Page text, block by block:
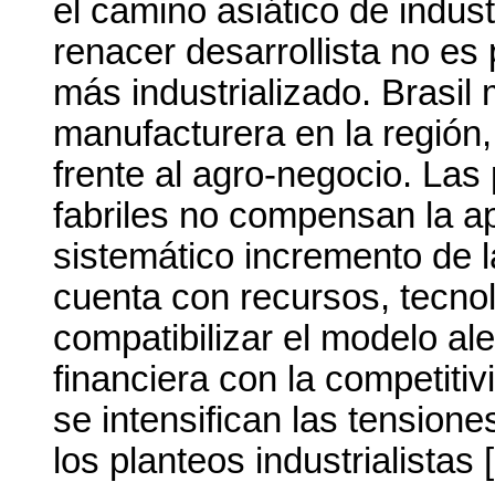
el camino asiático de
renacer desarrollista no
más industrializado. Brasil
manufacturera en la
frente al agro-negocio.
fabriles no compensan la
sistemático incremento de
cuenta con recursos,
compatibilizar el modelo
financiera con la
se intensifican las
los planteos industrialistas